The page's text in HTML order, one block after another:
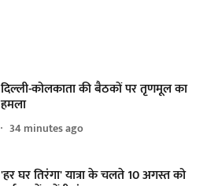
दिल्ली-कोलकाता की बैठकों पर तृणमूल का
हमला
34 minutes ago
'हर घर तिरंगा' यात्रा के चलते 10 अगस्त को